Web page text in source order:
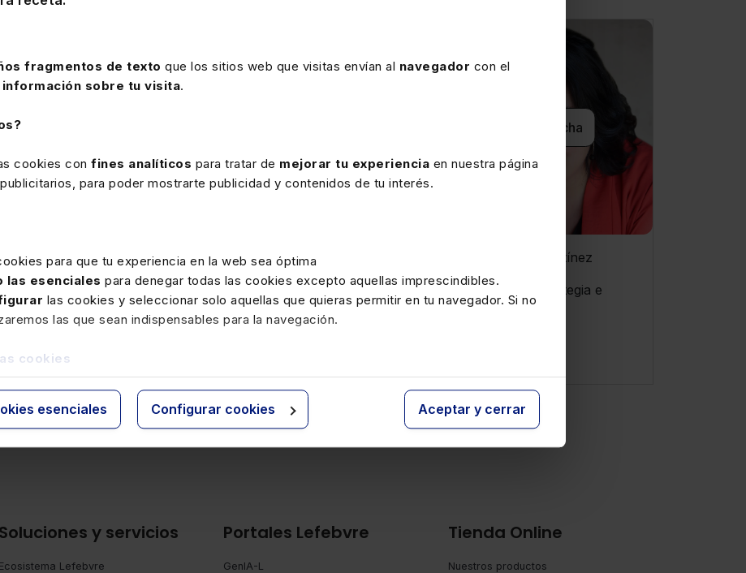
fragmentos de texto que los sitios web que visitas envían al navegador con el
sobre tu visita.
cookies con fines analíticos para tratar de mejorar tu experiencia en nuestra página
para poder mostrarte publicidad y contenidos de tu interés.
para que tu experiencia en la web sea óptima
las esenciales para denegar todas las cookies excepto aquellas imprescindibles.
las cookies y seleccionar solo aquellas que quieras permitir en tu navegador. Si no
las que sean indispensables para la navegación.
cookies
esenciales Configurar cookies Aceptar y cerrar
Born
Comunicación y
Alberto Larrondo
Director Contenidos
Ver ficha
María de la O Martínez
Directora de Estrategia e
Innovación
Ver todos los asesores
Soluciones y servicios
Ecosistema Lefebvre
Portales Lefebvre
GenIA-L
Tienda Online
Nuestros productos